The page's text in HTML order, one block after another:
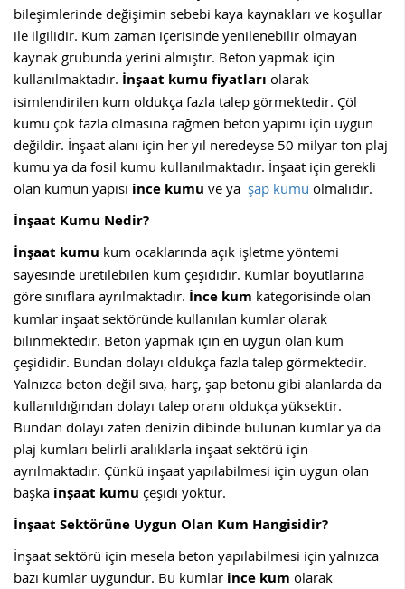
bileşimlerinde değişimin sebebi kaya kaynakları ve koşullar
ile ilgilidir. Kum zaman içerisinde yenilenebilir olmayan
kaynak grubunda yerini almıştır. Beton yapmak için
kullanılmaktadır. İnşaat kumu fiyatları olarak
isimlendirilen kum oldukça fazla talep görmektedir. Çöl
kumu çok fazla olmasına rağmen beton yapımı için uygun
değildir. İnşaat alanı için her yıl neredeyse 50 milyar ton plaj
kumu ya da fosil kumu kullanılmaktadır. İnşaat için gerekli
olan kumun yapısı ince kumu ve ya şap kumu olmalıdır.
İnşaat Kumu Nedir?
İnşaat kumu kum ocaklarında açık işletme yöntemi
sayesinde üretilebilen kum çeşididir. Kumlar boyutlarına
göre sınıflara ayrılmaktadır. İnce kum kategorisinde olan
kumlar inşaat sektöründe kullanılan kumlar olarak
bilinmektedir. Beton yapmak için en uygun olan kum
çeşididir. Bundan dolayı oldukça fazla talep görmektedir.
Yalnızca beton değil sıva, harç, şap betonu gibi alanlarda da
kullanıldığından dolayı talep oranı oldukça yüksektir.
Bundan dolayı zaten denizin dibinde bulunan kumlar ya da
plaj kumları belirli aralıklarla inşaat sektörü için
ayrılmaktadır. Çünkü inşaat yapılabilmesi için uygun olan
başka inşaat kumu çeşidi yoktur.
İnşaat Sektörüne Uygun Olan Kum Hangisidir?
İnşaat sektörü için mesela beton yapılabilmesi için yalnızca
bazı kumlar uygundur. Bu kumlar ince kum olarak